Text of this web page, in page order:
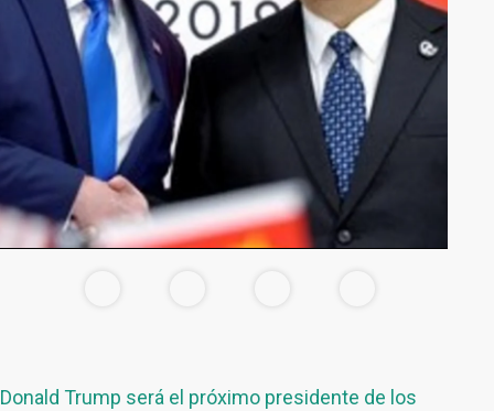
Donald Trump será el próximo presidente de los